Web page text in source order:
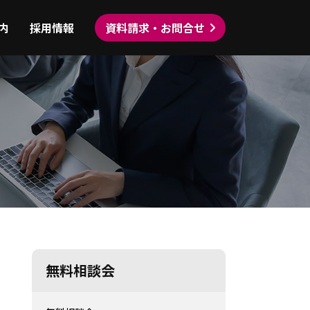
採用情報 資料請求・お問合せ
無料相談会